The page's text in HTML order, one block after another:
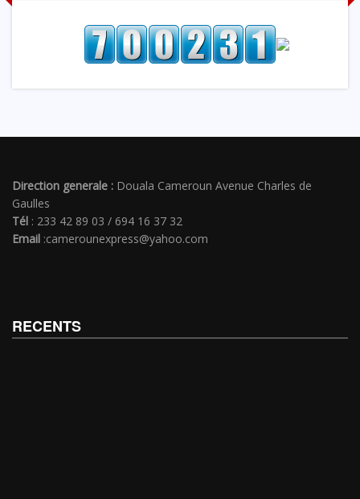
Direction generale : Douala Cameroun Avenue Charles de
Gaulles
Tél : 233 42 89 03 / 694 16 37 32
Email :camerounexpress@yahoo.com
RECENTS